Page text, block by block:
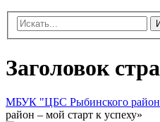
Заголовок
МБУК "ЦБС Рыбинского
район – мой старт к успеху»